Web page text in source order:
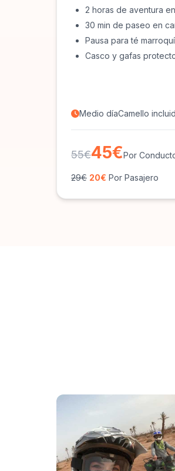
2 horas de aventura
30 min de paseo en
Pausa para té marroquí
Casco y gafas
Medio díaCamello
55€45€Por
29€ 20€ Por Pasajero